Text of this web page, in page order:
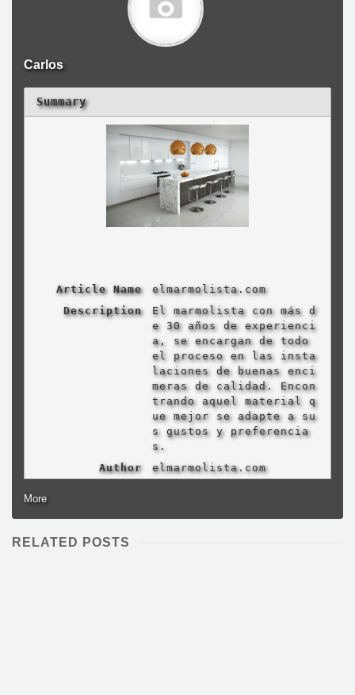
Carlos
Summary
Article Name
elmarmolista.com
Description
El marmolista con más d
e 30 años de experienci
a, se encargan de todo
el proceso en las insta
laciones de buenas enci
meras de calidad. Encon
trando aquel material q
ue mejor se adapte a su
s gustos y preferencia
s.
Author
elmarmolista.com
More
RELATED POSTS